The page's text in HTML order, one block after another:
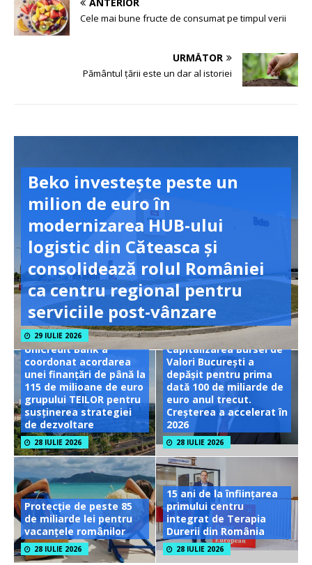
Cele mai bune fructe de consumat pe timpul verii
URMĂTOR
Pământul ţării este un dar al istoriei
Beko investește peste un
milion de euro în
modernizarea HUB-ului
logistic din Căteasca și
consolidează rolul României
ca centru regional pentru
serviciile post-vânzare
29 IULIE 2026
UniCredit Bank a
coordonat acordarea
unei finanțări de până la
115 de milioane de euro
grupului TEILOR pentru
susținerea strategiei
de dezvoltare
28 IULIE 2026
Capitalizarea Bursei de
Valori București a
depășit pentru prima
dată 100 de miliarde de
euro anul trecut.
Creșterea a accelerat în
2026
28 IULIE 2026
Protecție de peste 85
de miliarde lei pentru
vacanțele românilor
28 IULIE 2026
15 ani de la înființarea
primului centru
integrat de Terapia
Durerii din România
28 IULIE 2026